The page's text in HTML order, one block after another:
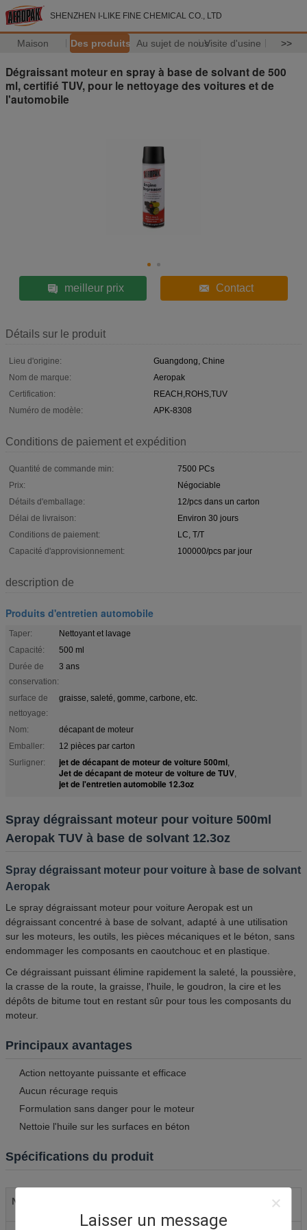
SHENZHEN I-LIKE FINE CHEMICAL CO., LTD
Maison Des produits Au sujet de nousVisite d'usine >>
Laisser un message
Dégraissant moteur en spray à base de solvant de 500
ml, certifié TUV, pour le nettoyage des voitures et de
l'automobile
meilleur prix Contact
Détails sur le produit
Lieu d'origine:
Guangdong, Chine
Nom de marque:
Aeropak
Certification:
REACH,ROHS,TUV
Numéro de modèle:
APK-8308
Conditions de paiement et expédition
Quantité de commande min:
7500 PCs
Prix:
Négociable
Détails d'emballage:
12/pcs dans un carton
Délai de livraison:
Environ 30 jours
Conditions de paiement:
LC, T/T
Capacité d'approvisionnement:
100000/pcs par jour
description de
Produits d'entretien automobile
Taper:
Nettoyant et lavage
Capacité:
500 ml
Durée de
conservation:
3 ans
surface de
nettoyage:
graisse, saleté, gomme, carbone, etc.
Nom:
décapant de moteur
Emballer:
12 pièces par carton
Surligner:
jet de décapant de moteur de voiture 500ml,
Jet de décapant de moteur de voiture de TUV,
jet de l'entretien automobile 12.3oz
Spray dégraissant moteur pour voiture 500ml
Aeropak TUV à base de solvant 12.3oz
Spray dégraissant moteur pour voiture à base de solvant
Aeropak
Le spray dégraissant moteur pour voiture Aeropak est un
dégraissant concentré à base de solvant, adapté à une utilisation
sur les moteurs, les outils, les pièces mécaniques et le béton, sans
endommager les composants en caoutchouc et en plastique.
Ce dégraissant puissant élimine rapidement la saleté, la poussière,
la crasse de la route, la graisse, l'huile, le goudron, la cire et les
dépôts de bitume tout en restant sûr pour tous les composants du
moteur.
Principaux avantages
Action nettoyante puissante et efficace
Aucun récurage requis
Formulation sans danger pour le moteur
Nettoie l'huile sur les surfaces en béton
Spécifications du produit
Nom du produit